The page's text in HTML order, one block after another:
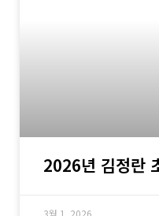
2026년 김정란